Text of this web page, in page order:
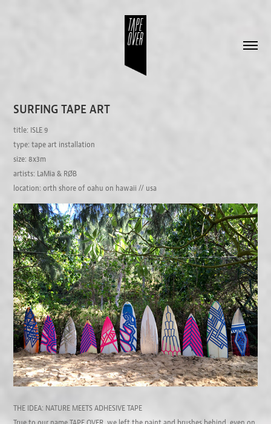
SURFING TAPE ART
title: ISLE 9
type: tape art installation
size: 8x3m
artists: LaMia & RØB
location: orth shore of oahu on hawaii // usa
THE IDEA: NATURE MEETS ADHESIVE TAPE